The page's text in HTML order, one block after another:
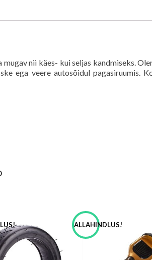
nii käes- kui seljas kandmiseks.
ega veere autosõidul pagasiruumis.
ALLAHINDLUS!